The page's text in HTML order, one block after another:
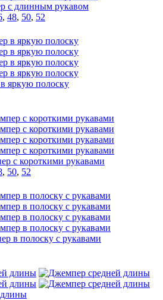
с длинным рукавом
, 48, 50, 52
яркую полоску
с короткими рукавами
, 50, 52
в полоску с рукавами